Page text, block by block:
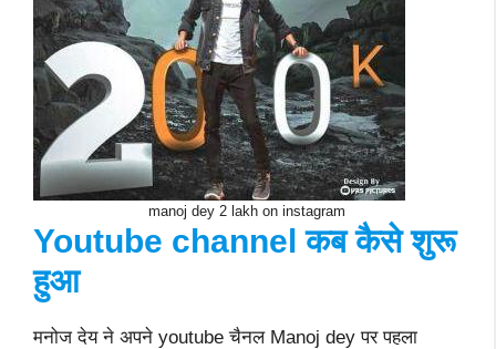
manoj dey 2 lakh on instagram
Youtube channel कब कैसे शुरू
हुआ
मनोज देय ने अपने youtube चैनल Manoj dey पर पहला